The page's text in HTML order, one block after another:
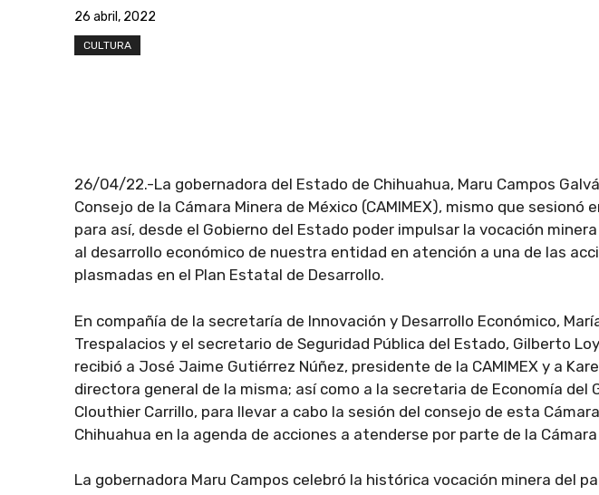
26 abril, 2022
CULTURA
26/04/22.-La gobernadora del Estado de Chihuahua, Maru Campos
Consejo de la Cámara Minera de México (CAMIMEX), mismo que sesionó
para así, desde el Gobierno del Estado poder impulsar la vocación
al desarrollo económico de nuestra entidad en atención a una de las
plasmadas en el Plan Estatal de Desarrollo.
En compañía de la secretaría de Innovación y Desarrollo Económico,
Trespalacios y el secretario de Seguridad Pública del Estado, Gilberto
recibió a José Jaime Gutiérrez Núñez, presidente de la CAMIMEX y a
directora general de la misma; así como a la secretaria de Economía del
Clouthier Carrillo, para llevar a cabo la sesión del consejo de esta
Chihuahua en la agenda de acciones a atenderse por parte de la Cámara
La gobernadora Maru Campos celebró la histórica vocación minera del